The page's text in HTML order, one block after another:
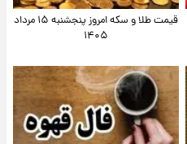
قیمت طلا و سکه امروز پنجشنبه ۱۵ مرداد
۱۴۰۵